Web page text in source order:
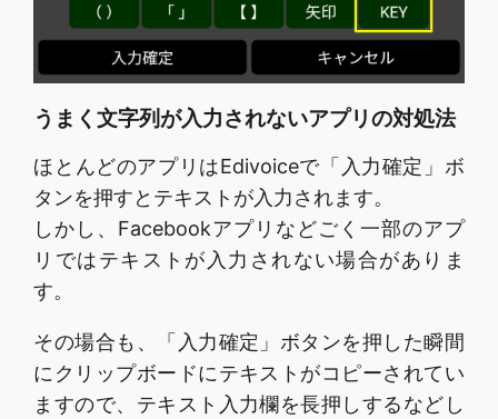
うまく文字列が入力されないアプリの対処法
ほとんどのアプリはEdivoiceで「入力確定」ボ
タンを押すとテキストが入力されます。
しかし、Facebookアプリなどごく一部のアプ
リではテキストが入力されない場合がありま
す。
その場合も、「入力確定」ボタンを押した瞬間
にクリップボードにテキストがコピーされてい
ますので、テキスト入力欄を長押しするなどし